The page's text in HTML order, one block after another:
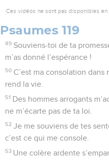
Ces vidéos ne sont pas disponibles
Psaumes 119
49 Souviens-toi de ta
m’as donné l’espérance !
50 C’est ma consolation dans
rend la vie.
51 Des hommes arrogants
ne m’écarte pas de ta loi.
52 Je me souviens de tes
c’est ce qui me console.
53 Une colère ardente